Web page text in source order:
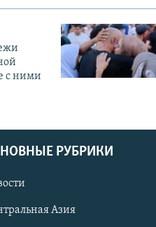
с ними
РУБРИКИ
Азия